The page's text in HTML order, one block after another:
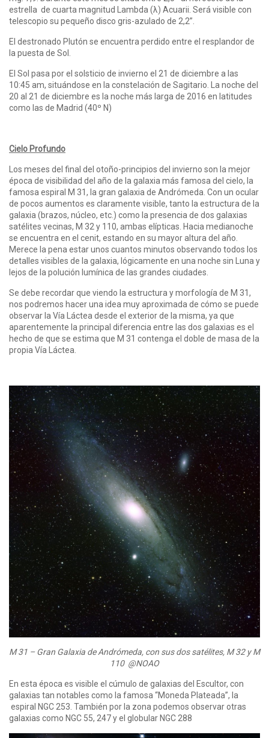
estrella de cuarta magnitud Lambda (λ) Acuarii. Será visible con
telescopio su pequeño disco gris-azulado de 2,2”.
El destronado Plutón se encuentra perdido entre el resplandor de
la puesta de Sol.
El Sol pasa por el solsticio de invierno el 21 de diciembre a las
10:45 am, situándose en la constelación de Sagitario. La noche del
20 al 21 de diciembre es la noche más larga de 2016 en latitudes
como las de Madrid (40º N)
Cielo Profundo
Los meses del final del otoño-principios del invierno son la mejor
época de visibilidad del año de la galaxia más famosa del cielo, la
famosa espiral M 31, la gran galaxia de Andrómeda. Con un ocular
de pocos aumentos es claramente visible, tanto la estructura de la
galaxia (brazos, núcleo, etc.) como la presencia de dos galaxias
satélites vecinas, M 32 y 110, ambas elípticas. Hacia medianoche
se encuentra en el cenit, estando en su mayor altura del año.
Merece la pena estar unos cuantos minutos observando todos los
detalles visibles de la galaxia, lógicamente en una noche sin Luna y
lejos de la polución lumínica de las grandes ciudades.
Se debe recordar que viendo la estructura y morfología de M 31,
nos podremos hacer una idea muy aproximada de cómo se puede
observar la Vía Láctea desde el exterior de la misma, ya que
aparentemente la principal diferencia entre las dos galaxias es el
hecho de que se estima que M 31 contenga el doble de masa de la
propia Vía Láctea.
M 31 – Gran Galaxia de Andrómeda, con sus dos satélites, M 32 y M
110 @NOAO
En esta época es visible el cúmulo de galaxias del Escultor, con
galaxias tan notables como la famosa “Moneda Plateada”, la
espiral NGC 253. También por la zona podemos observar otras
galaxias como NGC 55, 247 y el globular NGC 288